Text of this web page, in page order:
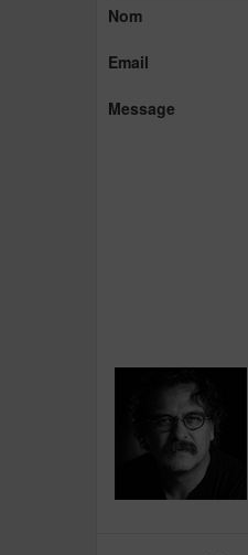
Nom
Email
Message